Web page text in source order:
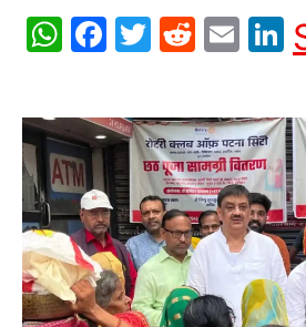
WhatsApp
Facebook
Twitter
Reddit